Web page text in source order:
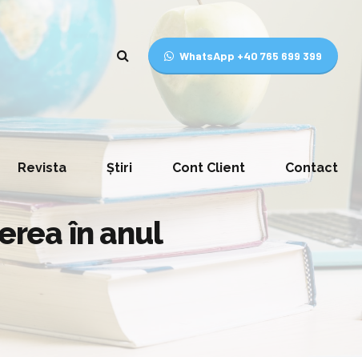
WhatsApp +40 765 699 399
Revista Știri Cont Client Contact
în anul